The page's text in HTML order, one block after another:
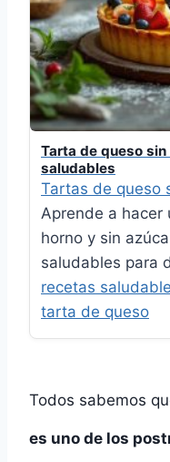
Tarta de queso
saludables
Tartas de queso
Aprende a hacer
horno y sin
saludables para
recetas
tarta de queso
Todos sabemos
es uno de los